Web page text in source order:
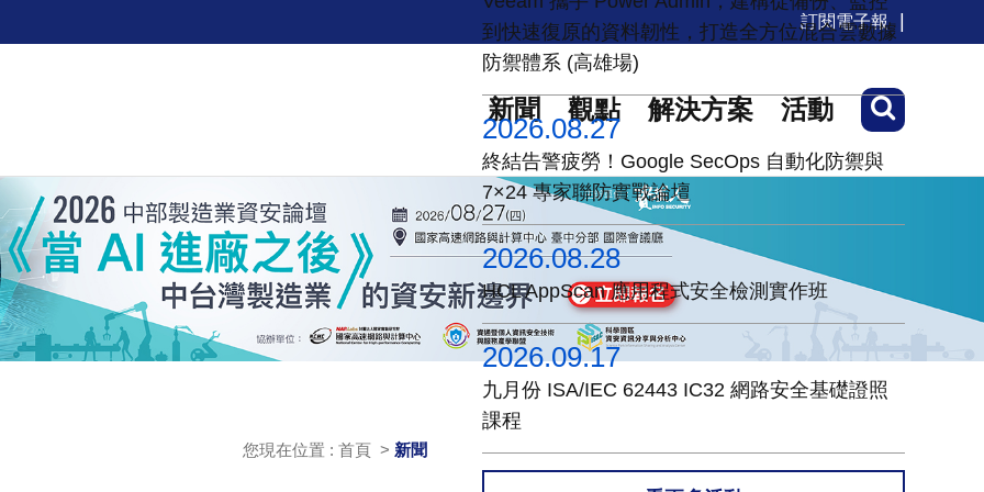
訂閱電子報
新聞 觀點 解決方案 活動
您現在位置 : 首頁 > 新聞
到快速復原的資料韌性，打造全方位混合雲數據
防禦體系 (高雄場)
2026.08.27
終結告警疲勞！Google SecOps 自動化防禦與
7×24 專家聯防實戰論壇
2026.08.28
HCL AppScan 應用程式安全檢測實作班
2026.09.17
九月份 ISA/IEC 62443 IC32 網路安全基礎證照
課程